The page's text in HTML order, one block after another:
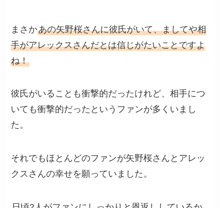
まさかあの矢野桜さんに彼氏がいて、ましてや相
手がアレックスさんだとは信じがたいことですよ
ね！
彼氏がいることも衝撃的だったけれど、相手につ
いても衝撃的だったというファンが多くいまし
た。
それでもほとんどのファンが矢野桜さんとアレッ
クスさんの幸せを願っていました。